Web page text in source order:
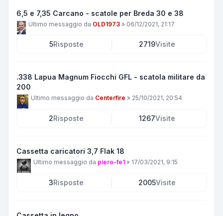
6,5 e 7,35 Carcano - scatole per Breda 30 e 38
Ultimo messaggio da OLD1973 » 06/12/2021, 21:17
5Risposte 2719Visite
.338 Lapua Magnum Fiocchi GFL - scatola militare da
200
Ultimo messaggio da Centerfire » 25/10/2021, 20:54
2Risposte 1267Visite
Cassetta caricatori 3,7 Flak 18
Ultimo messaggio da piero-fe1 » 17/03/2021, 9:15
3Risposte 2005Visite